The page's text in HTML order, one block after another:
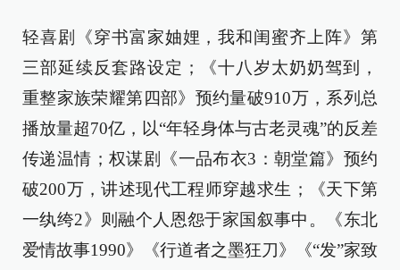
轻喜剧《穿书富家妯娌，我和闺蜜齐上阵》第
三部延续反套路设定；《十八岁太奶奶驾到，
重整家族荣耀第四部》预约量破910万，系列总
播放量超70亿，以“年轻身体与古老灵魂”的反差
传递温情；权谋剧《一品布衣3：朝堂篇》预约
破200万，讲述现代工程师穿越求生；《天下第
一纨绔2》则融个人恩怨于家国叙事中。《东北
爱情故事1990》《行道者之墨狂刀》《“发”家致